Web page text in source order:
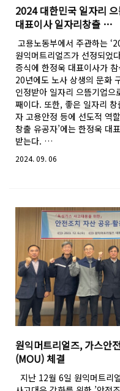
2024 대한민국 일자리
대표이사 일자리창출 …
고용노동부에서 주관하는
원익머트리얼즈가 선정되었
증식에 한정욱 대표이사가
20년에도 노사 상생의 문화
인정받아 일자리 으뜸기업
째이다. 또한, 좋은 일자리
자 고용안정 등에 선도적 역
창출 유공자’에는 한정욱 대
받는다. …
2024. 09. 06
원익머트리얼즈, 가스안
(MOU) 체결
지난 12월 6일 원익머트리